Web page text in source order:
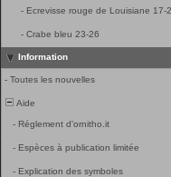
- Ecrevisse rouge de Louisiane 17-
- Crabe bleu 23-26
Information
- Toutes les nouvelles
Aide
- Réglement d'ornitho.it
- Espèces à publication limitée
- Explication des symboles